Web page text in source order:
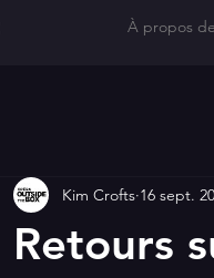
Retours
Kim Crofts 16 sept.
À propos